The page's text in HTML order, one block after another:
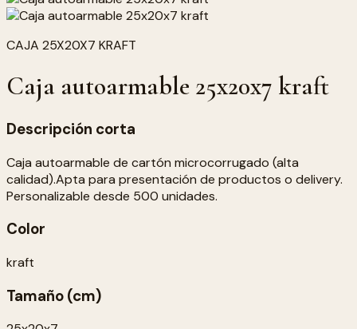
CAJA 25X20X7 KRAFT
Caja autoarmable 25x20x7 kraft
Descripción corta
Caja autoarmable de cartón microcorrugado (alta
calidad).Apta para presentación de productos o delivery.
Personalizable desde 500 unidades.
Color
kraft
Tamaño (cm)